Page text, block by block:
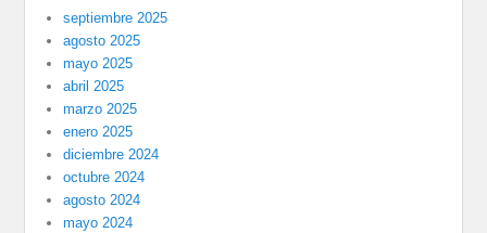
septiembre 2025
agosto 2025
mayo 2025
abril 2025
marzo 2025
enero 2025
diciembre 2024
octubre 2024
agosto 2024
mayo 2024